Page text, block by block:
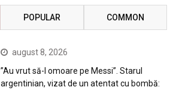
POPULAR COMMON
august 8, 2026
”Au vrut să-l omoare pe Messi”. Starul
argentinian, vizat de un atentat cu bombă: